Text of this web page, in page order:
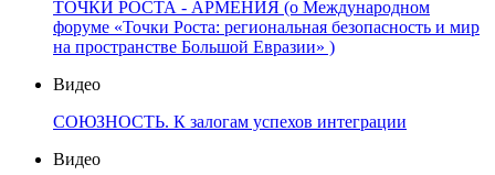
ТОЧКИ РОСТА - АРМЕНИЯ (о Международном
форуме «Точки Роста: региональная безопасность и мир
на пространстве Большой Евразии» )
Видео
СОЮЗНОСТЬ. К залогам успехов интеграции
Видео